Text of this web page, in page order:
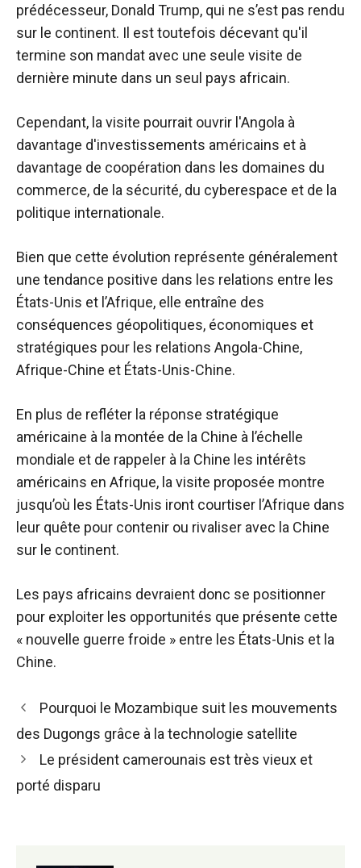
prédécesseur, Donald Trump, qui ne s’est pas rendu
sur le continent. Il est toutefois décevant qu'il
termine son mandat avec une seule visite de
dernière minute dans un seul pays africain.
Cependant, la visite pourrait ouvrir l'Angola à
davantage d'investissements américains et à
davantage de coopération dans les domaines du
commerce, de la sécurité, du cyberespace et de la
politique internationale.
Bien que cette évolution représente généralement
une tendance positive dans les relations entre les
États-Unis et l’Afrique, elle entraîne des
conséquences géopolitiques, économiques et
stratégiques pour les relations Angola-Chine,
Afrique-Chine et États-Unis-Chine.
En plus de refléter la réponse stratégique
américaine à la montée de la Chine à l’échelle
mondiale et de rappeler à la Chine les intérêts
américains en Afrique, la visite proposée montre
jusqu’où les États-Unis iront courtiser l’Afrique dans
leur quête pour contenir ou rivaliser avec la Chine
sur le continent.
Les pays africains devraient donc se positionner
pour exploiter les opportunités que présente cette
« nouvelle guerre froide » entre les États-Unis et la
Chine.
Navigation
des
Pourquoi le Mozambique suit les mouvements
des Dugongs grâce à la technologie satellite
Le président camerounais est très vieux et
porté disparu